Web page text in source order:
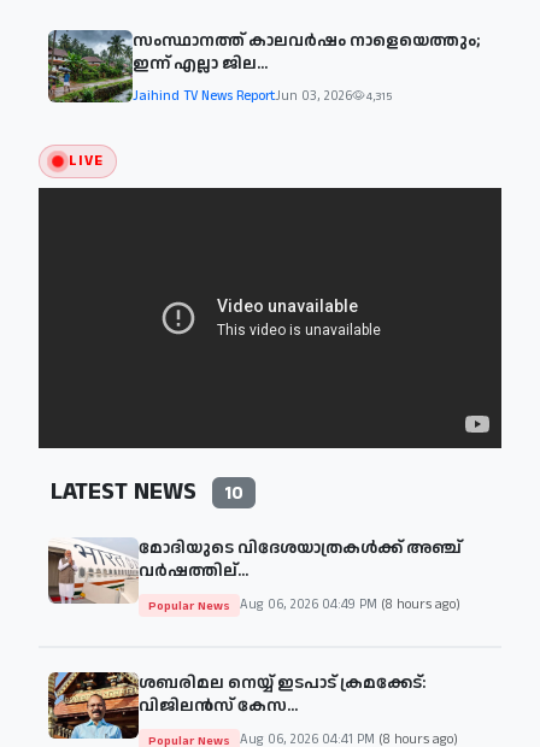
സംസ്ഥാനത്ത് കാലവര്‍ഷം നാളെയെത്തും;
ഇന്ന് എല്ലാ ജില...
Jaihind TV News ReportJun 03, 2026 4,315
LIVE
LATEST NEWS 10
മോദിയുടെ വിദേശയാത്രകള്‍ക്ക് അഞ്ച്
വര്‍ഷത്തില്...
Popular News Aug 06, 2026 04:49 PM (8 hours ago)
ശബരിമല നെയ്യ് ഇടപാട് ക്രമക്കേട്:
വിജിലൻസ് കേസ...
Popular News Aug 06, 2026 04:41 PM (8 hours ago)